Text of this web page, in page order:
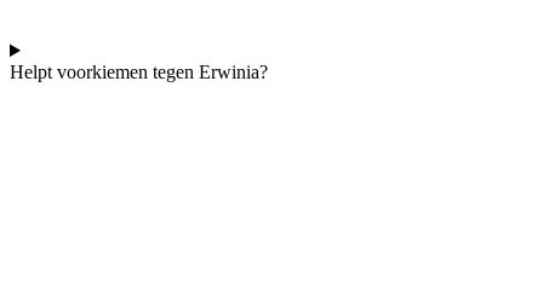
Helpt voorkiemen tegen Erwinia?